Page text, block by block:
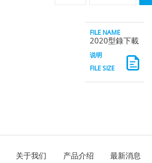
2020型錄下載
关于我们 产品介绍 最新消息